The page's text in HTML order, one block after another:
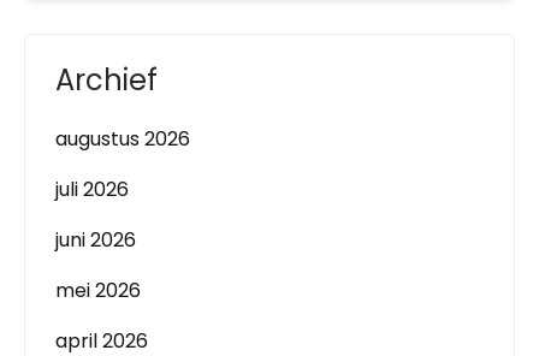
Archief
augustus 2026
juli 2026
juni 2026
mei 2026
april 2026